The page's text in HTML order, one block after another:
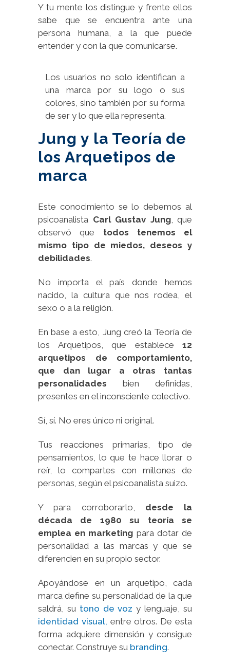
Y tu mente los distingue y frente ellos
sabe que se encuentra ante una
persona humana, a la que puede
entender y con la que comunicarse.
Los usuarios no solo identifican a
una marca por su logo o sus
colores, sino también por su forma
de ser y lo que ella representa.
Jung y la Teoría de
los Arquetipos de
marca
Este conocimiento se lo debemos al
psicoanalista Carl Gustav Jung, que
observó que todos
tenemos el
mismo tipo de miedos, deseos y
debilidades.
No importa el país donde hemos
nacido, la cultura que nos rodea, el
sexo o a la religión.
En base a esto, Jung creó la Teoría de
los Arquetipos, que establece 12
arquetipos de comportamiento,
que dan lugar a otras tantas
personalidades bien definidas,
presentes en el inconsciente colectivo.
Sí, sí. No eres único ni original.
Tus reacciones primarias, tipo de
pensamientos, lo que te hace llorar o
reír, lo compartes con millones de
personas, según el psicoanalista suizo.
Y para corroborarlo, desde la
década de 1980 su teoría se
emplea en marketing para dotar de
personalidad a las marcas y que se
diferencien en su propio sector.
Apoyándose en un arquetipo, cada
marca define su personalidad de la que
saldrá, su tono de voz y lenguaje, su
identidad visual, entre otros. De esta
forma adquiere dimensión y consigue
conectar. Construye su branding.